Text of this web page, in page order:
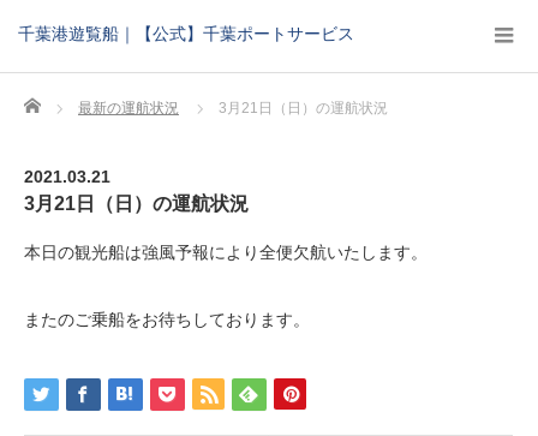
千葉港遊覧船｜【公式】千葉ポートサービス
Home 最新の運航状況 3月21日（日）の運航状況
2021.03.21
3月21日（日）の運航状況
本日の観光船は強風予報により全便欠航いたします。
またのご乗船をお待ちしております。